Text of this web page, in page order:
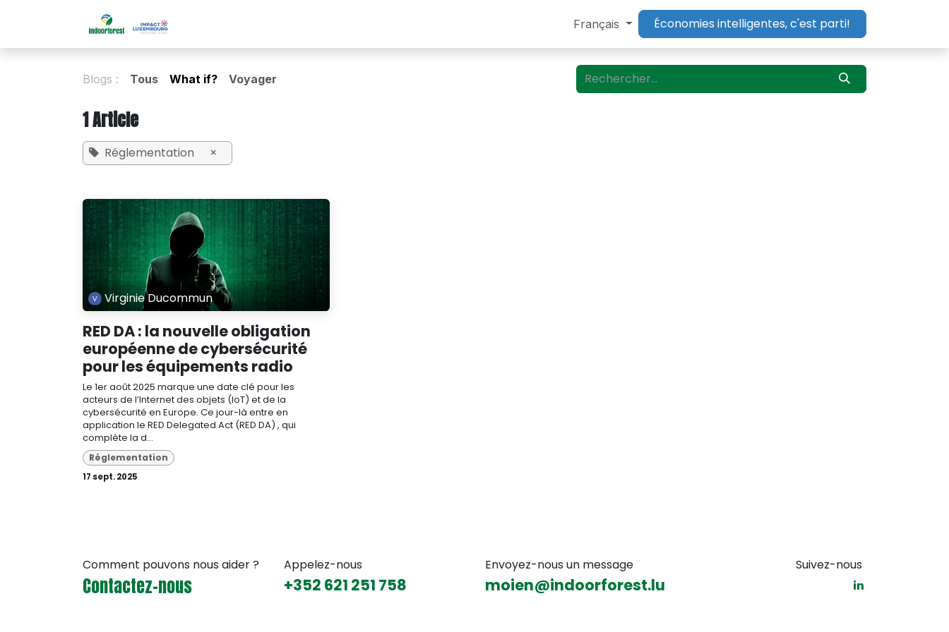
Français Économies intelligentes, c'est parti!
Blogs : Tous What if? Voyager
1 Article
Réglementation ×
Virginie Ducommun
RED DA : la nouvelle obligation
européenne de cybersécurité
pour les équipements radio
Le 1er août 2025 marque une date clé pour les
acteurs de l’Internet des objets (IoT) et de la
cybersécurité en Europe. Ce jour-là entre en
application le RED Delegated Act (RED DA) , qui
complète la d...
Réglementation
17 sept. 2025
Comment pouvons nous aider ?
Contactez-nous
Appelez-nous
+352 6​21 251 758
Envoyez-nous un message
moien@indoorforest.lu
Suivez-nous